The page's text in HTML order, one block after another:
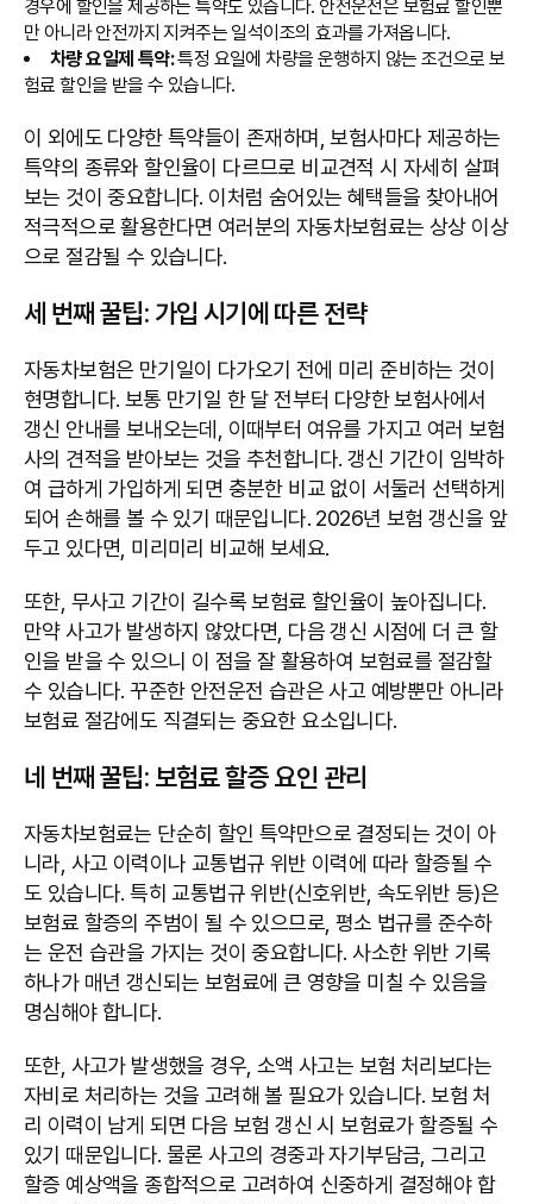
경우에 할인을 제공하는 특약도 있습니다. 안전운전은 보험료 할인뿐
만 아니라 안전까지 지켜주는 일석이조의 효과를 가져옵니다.
차량 요일제 특약:특정 요일에 차량을 운행하지 않는 조건으로 보
험료 할인을 받을 수 있습니다.
이 외에도 다양한 특약들이 존재하며, 보험사마다 제공하는
특약의 종류와 할인율이 다르므로 비교견적 시 자세히 살펴
보는 것이 중요합니다. 이처럼 숨어있는 혜택들을 찾아내어
적극적으로 활용한다면 여러분의 자동차보험료는 상상 이상
으로 절감될 수 있습니다.
세 번째 꿀팁: 가입 시기에 따른 전략
자동차보험은 만기일이 다가오기 전에 미리 준비하는 것이
현명합니다. 보통 만기일 한 달 전부터 다양한 보험사에서
갱신 안내를 보내오는데, 이때부터 여유를 가지고 여러 보험
사의 견적을 받아보는 것을 추천합니다. 갱신 기간이 임박하
여 급하게 가입하게 되면 충분한 비교 없이 서둘러 선택하게
되어 손해를 볼 수 있기 때문입니다. 2026년 보험 갱신을 앞
두고 있다면, 미리미리 비교해 보세요.
또한, 무사고 기간이 길수록 보험료 할인율이 높아집니다.
만약 사고가 발생하지 않았다면, 다음 갱신 시점에 더 큰 할
인을 받을 수 있으니 이 점을 잘 활용하여 보험료를 절감할
수 있습니다. 꾸준한 안전운전 습관은 사고 예방뿐만 아니라
보험료 절감에도 직결되는 중요한 요소입니다.
네 번째 꿀팁: 보험료 할증 요인 관리
자동차보험료는 단순히 할인 특약만으로 결정되는 것이 아
니라, 사고 이력이나 교통법규 위반 이력에 따라 할증될 수
도 있습니다. 특히 교통법규 위반(신호위반, 속도위반 등)은
보험료 할증의 주범이 될 수 있으므로, 평소 법규를 준수하
는 운전 습관을 가지는 것이 중요합니다. 사소한 위반 기록
하나가 매년 갱신되는 보험료에 큰 영향을 미칠 수 있음을
명심해야 합니다.
또한, 사고가 발생했을 경우, 소액 사고는 보험 처리보다는
자비로 처리하는 것을 고려해 볼 필요가 있습니다. 보험 처
리 이력이 남게 되면 다음 보험 갱신 시 보험료가 할증될 수
있기 때문입니다. 물론 사고의 경중과 자기부담금, 그리고
할증 예상액을 종합적으로 고려하여 신중하게 결정해야 합